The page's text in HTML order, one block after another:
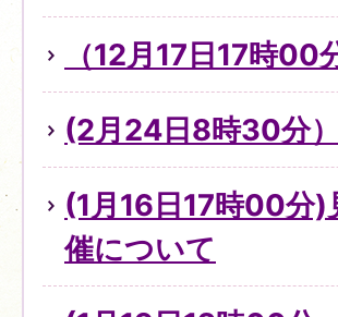
（12月17日17時
(2月24日8時30分
(1月16日17時00分)
催について